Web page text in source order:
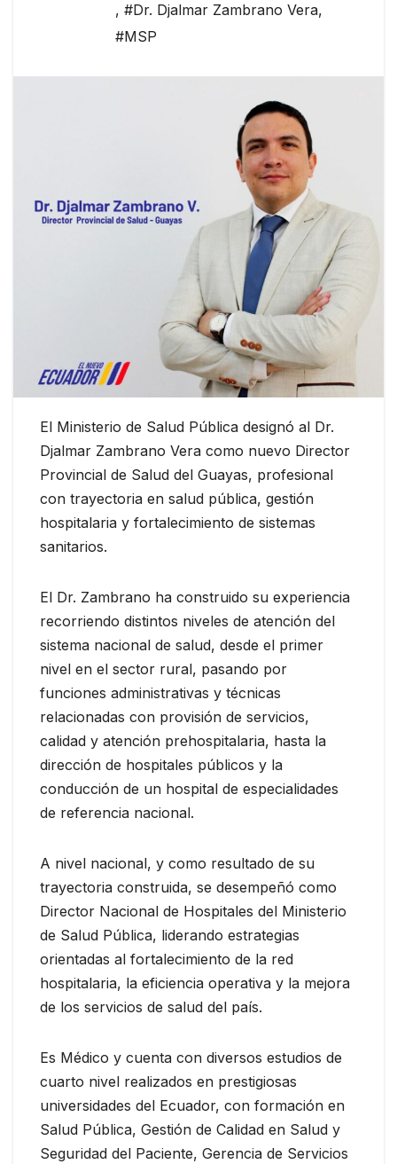
, #Dr. Djalmar Zambrano Vera,
#MSP
El Ministerio de Salud Pública designó al Dr.
Djalmar Zambrano Vera como nuevo Director
Provincial de Salud del Guayas, profesional
con trayectoria en salud pública, gestión
hospitalaria y fortalecimiento de sistemas
sanitarios.
El Dr. Zambrano ha construido su experiencia
recorriendo distintos niveles de atención del
sistema nacional de salud, desde el primer
nivel en el sector rural, pasando por
funciones administrativas y técnicas
relacionadas con provisión de servicios,
calidad y atención prehospitalaria, hasta la
dirección de hospitales públicos y la
conducción de un hospital de especialidades
de referencia nacional.
A nivel nacional, y como resultado de su
trayectoria construida, se desempeñó como
Director Nacional de Hospitales del Ministerio
de Salud Pública, liderando estrategias
orientadas al fortalecimiento de la red
hospitalaria, la eficiencia operativa y la mejora
de los servicios de salud del país.
Es Médico y cuenta con diversos estudios de
cuarto nivel realizados en prestigiosas
universidades del Ecuador, con formación en
Salud Pública, Gestión de Calidad en Salud y
Seguridad del Paciente, Gerencia de Servicios